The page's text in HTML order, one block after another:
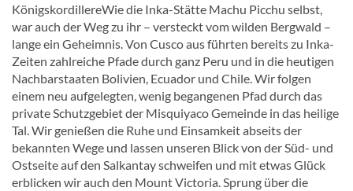
KönigskordillereWie die Inka-Stätte Machu Picchu selbst,
war auch der Weg zu ihr – versteckt vom wilden Bergwald –
lange ein Geheimnis. Von Cusco aus führten bereits zu Inka-
Zeiten zahlreiche Pfade durch ganz Peru und in die heutigen
Nachbarstaaten Bolivien, Ecuador und Chile. Wir folgen
einem neu aufgelegten, wenig begangenen Pfad durch das
private Schutzgebiet der Misquiyaco Gemeinde in das heilige
Tal. Wir genießen die Ruhe und Einsamkeit abseits der
bekannten Wege und lassen unseren Blick von der Süd- und
Ostseite auf den Salkantay schweifen und mit etwas Glück
erblicken wir auch den Mount Victoria. Sprung über die